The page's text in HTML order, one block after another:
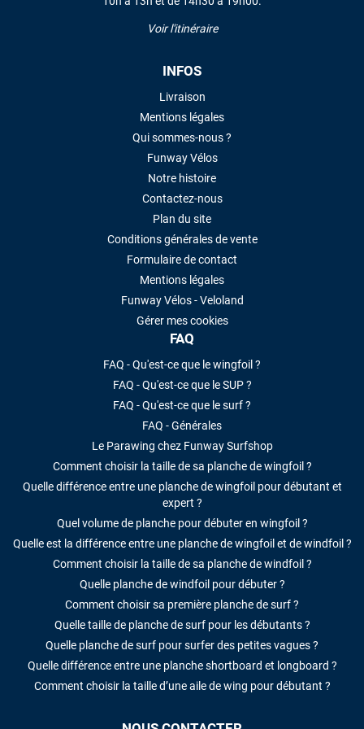
Voir l'itinéraire
INFOS
Livraison
Mentions légales
Qui sommes-nous ?
Funway Vélos
Notre histoire
Contactez-nous
Plan du site
Conditions générales de vente
Formulaire de contact
Mentions légales
Funway Vélos - Veloland
Gérer mes cookies
FAQ
FAQ - Qu'est-ce que le wingfoil ?
FAQ - Qu'est-ce que le SUP ?
FAQ - Qu'est-ce que le surf ?
FAQ - Générales
Le Parawing chez Funway Surfshop
Comment choisir la taille de sa planche de wingfoil ?
Quelle différence entre une planche de wingfoil pour débutant et
expert ?
Quel volume de planche pour débuter en wingfoil ?
Quelle est la différence entre une planche de wingfoil et de windfoil ?
Comment choisir la taille de sa planche de windfoil ?
Quelle planche de windfoil pour débuter ?
Comment choisir sa première planche de surf ?
Quelle taille de planche de surf pour les débutants ?
Quelle planche de surf pour surfer des petites vagues ?
Quelle différence entre une planche shortboard et longboard ?
Comment choisir la taille d’une aile de wing pour débutant ?
LAISSER UN AVIS